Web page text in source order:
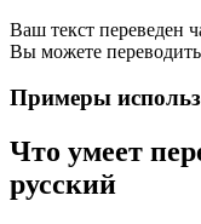
Ваш текст переведен
Вы можете
Примеры
Что умеет
русский